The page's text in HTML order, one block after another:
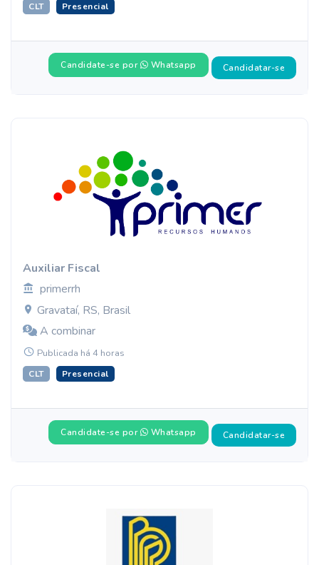
CLT Presencial
Candidate-se por Whatsapp Candidatar-se
Auxiliar Fiscal
primerrh
Gravataí, RS, Brasil
A combinar
Publicada há 4 horas
CLT Presencial
Candidate-se por Whatsapp Candidatar-se